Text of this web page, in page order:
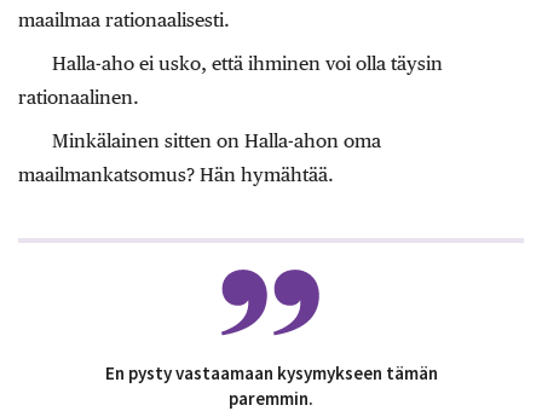
maailmaa rationaalisesti.
Halla-aho ei usko, että ihminen voi olla täysin
rationaalinen.
Minkälainen sitten on Halla-ahon oma
maailmankatsomus? Hän hymähtää.
En pysty vastaamaan kysymykseen tämän
paremmin.